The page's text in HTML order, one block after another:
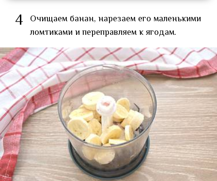
4 Очищаем банан, нарезаем его маленькими
ломтиками и переправляем к ягодам.